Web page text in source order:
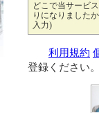
どこで当サービ
りになりました
入力)
利用規約
登録ください